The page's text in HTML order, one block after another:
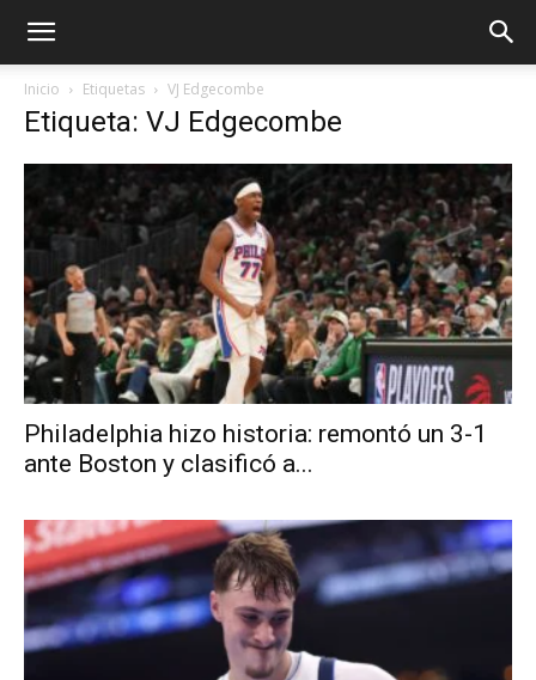
Inicio Etiquetas VJ Edgecombe
Etiqueta: VJ Edgecombe
Philadelphia hizo historia: remontó un 3-1
ante Boston y clasificó a...